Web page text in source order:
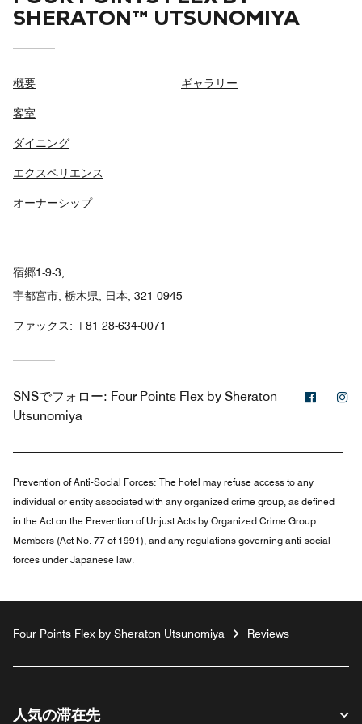
SHERATON™ UTSUNOMIYA
概要
客室
ダイニング
エクスペリエンス
オーナーシップ
ギャラリー
宿郷1-9-3,
宇都宮市, 栃木県, 日本, 321-0945
ファックス: +81 28-634-0071
SNSでフォロー: Four Points Flex by Sheraton
Utsunomiya
Prevention of Anti-Social Forces: The hotel may refuse access to any
individual or entity associated with any organized crime group, as defined
in the Act on the Prevention of Unjust Acts by Organized Crime Group
Members (Act No. 77 of 1991), and any regulations governing anti-social
forces under Japanese law.
Four Points Flex by Sheraton Utsunomiya Reviews
人気の滞在先